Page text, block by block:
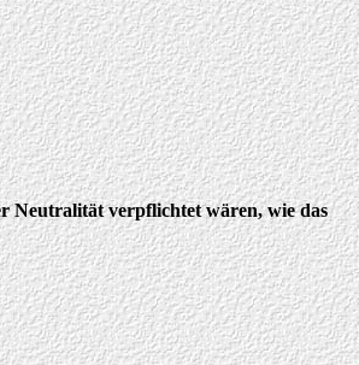
Neutralität verpflichtet wären, wie das